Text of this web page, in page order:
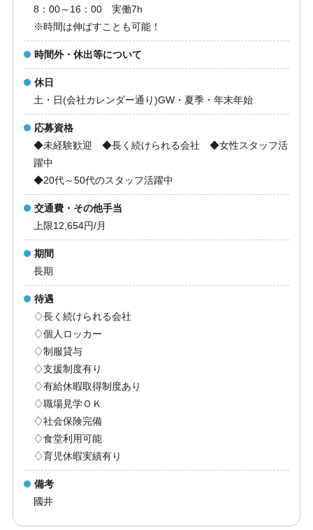
8：00～16：00 実働7h
※時間は伸ばすことも可能！
時間外・休出等について
休日
土・日(会社カレンダー通り)GW・夏季・年末年始
応募資格
◆未経験歓迎 ◆長く続けられる会社 ◆女性スタッフ活
躍中
◆20代～50代のスタッフ活躍中
交通費・その他手当
上限12,654円/月
期間
長期
待遇
♢長く続けられる会社
♢個人ロッカー
♢制服貸与
♢支援制度有り
♢有給休暇取得制度あり
♢職場見学ＯＫ
♢社会保険完備
♢食堂利用可能
♢育児休暇実績有り
備考
國井